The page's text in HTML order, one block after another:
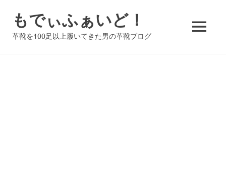
ツ
もでぃふぁいど！
革靴を100足以上履いてきた男の革靴ブログ MENU